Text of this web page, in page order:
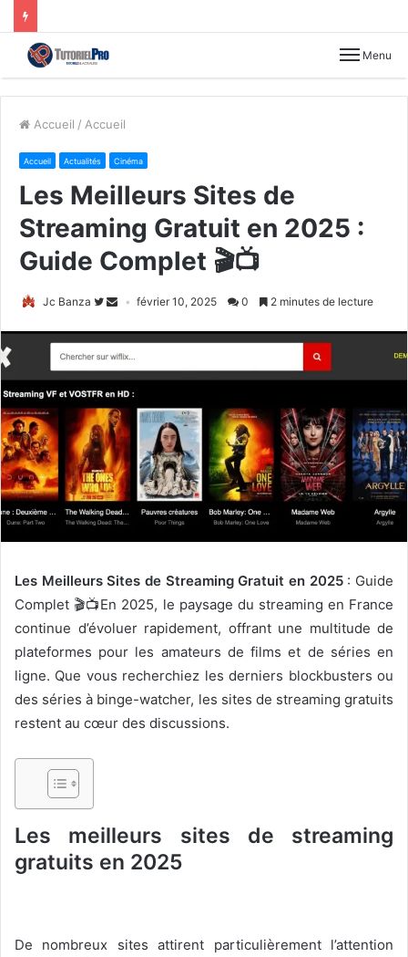
Menu
Accueil / Accueil
Accueil Actualités Cinéma
Les Meilleurs Sites de
Streaming Gratuit en 2025 :
Guide Complet 🎬📺
Jc Banza février 10, 2025 0 2 minutes de lecture
Les Meilleurs Sites de Streaming Gratuit en 2025: Guide
Complet 🎬📺En 2025, le paysage du streaming en France
continue d’évoluer rapidement, offrant une multitude de
plateformes pour les amateurs de films et de séries en
ligne. Que vous recherchiez les derniers blockbusters ou
des séries à binge-watcher, les sites de streaming gratuits
restent au cœur des discussions.
Les meilleurs sites de streaming
gratuits en 2025
De nombreux sites attirent particulièrement l’attention